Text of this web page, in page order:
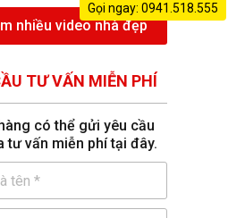
nhiều video nhà đẹp
TƯ VẤN MIỄN PHÍ
có thể gửi yêu cầu
tư vấn miễn phí tại đây.
Gọi ngay: 0941.518.555